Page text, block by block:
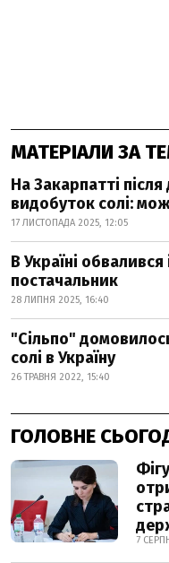
МАТЕРІАЛИ ЗА
На Закарпатті
видобуток солі:
17 ЛИСТОПАДА 2025, 12:05
В Україні
постачальник
28 ЛИПНЯ 2025, 16:40
"Сільпо"
солі в Україну
26 ТРАВНЯ 2022, 15:40
ГОЛОВНЕ
7